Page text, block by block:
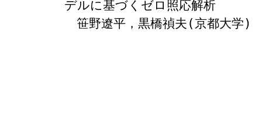
デルに基づくゼロ照応解析